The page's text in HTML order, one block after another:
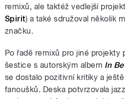
remixů, ale taktéž vedlejší
Spirit) a také sdružoval několik
značku.
Po řadě remixů pro jiné projekty
šestice s autorským albem In
se dostalo pozitivní kritiky a
fanoušků. Deska potvrzovala